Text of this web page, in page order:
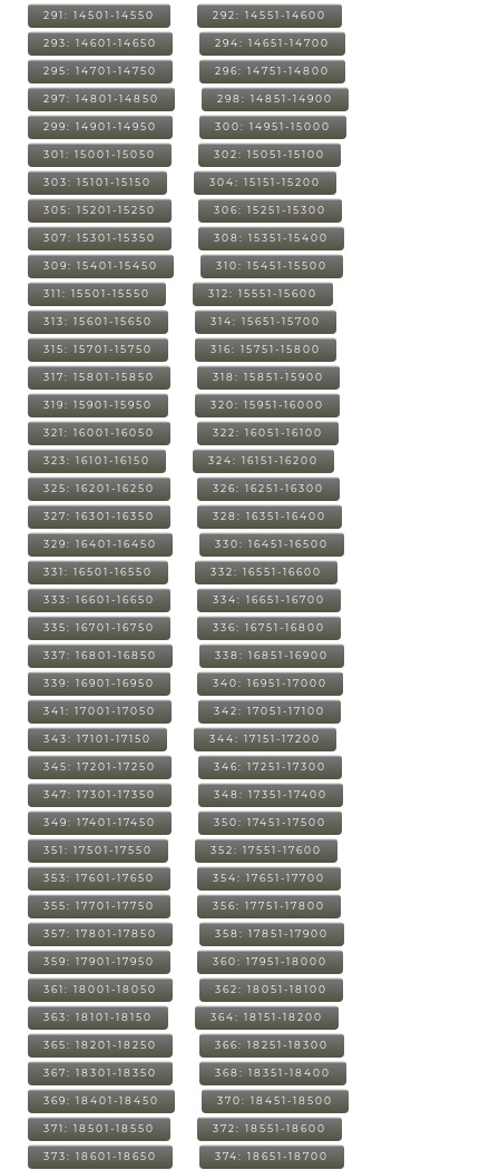
291: 14501-14550 292: 14551-14600
293: 14601-14650 294: 14651-14700
295: 14701-14750 296: 14751-14800
297: 14801-14850 298: 14851-14900
299: 14901-14950 300: 14951-15000
301: 15001-15050 302: 15051-15100
303: 15101-15150 304: 15151-15200
305: 15201-15250 306: 15251-15300
307: 15301-15350 308: 15351-15400
309: 15401-15450 310: 15451-15500
311: 15501-15550 312: 15551-15600
313: 15601-15650 314: 15651-15700
315: 15701-15750 316: 15751-15800
317: 15801-15850 318: 15851-15900
319: 15901-15950 320: 15951-16000
321: 16001-16050 322: 16051-16100
323: 16101-16150 324: 16151-16200
325: 16201-16250 326: 16251-16300
327: 16301-16350 328: 16351-16400
329: 16401-16450 330: 16451-16500
331: 16501-16550 332: 16551-16600
333: 16601-16650 334: 16651-16700
335: 16701-16750 336: 16751-16800
337: 16801-16850 338: 16851-16900
339: 16901-16950 340: 16951-17000
341: 17001-17050 342: 17051-17100
343: 17101-17150 344: 17151-17200
345: 17201-17250 346: 17251-17300
347: 17301-17350 348: 17351-17400
349: 17401-17450 350: 17451-17500
351: 17501-17550 352: 17551-17600
353: 17601-17650 354: 17651-17700
355: 17701-17750 356: 17751-17800
357: 17801-17850 358: 17851-17900
359: 17901-17950 360: 17951-18000
361: 18001-18050 362: 18051-18100
363: 18101-18150 364: 18151-18200
365: 18201-18250 366: 18251-18300
367: 18301-18350 368: 18351-18400
369: 18401-18450 370: 18451-18500
371: 18501-18550 372: 18551-18600
373: 18601-18650 374: 18651-18700